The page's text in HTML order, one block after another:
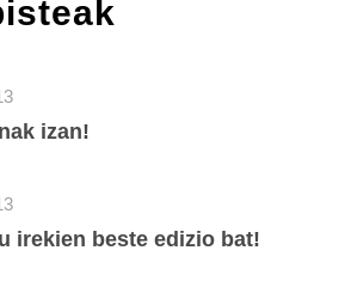
izan!
irekien beste edizio bat!